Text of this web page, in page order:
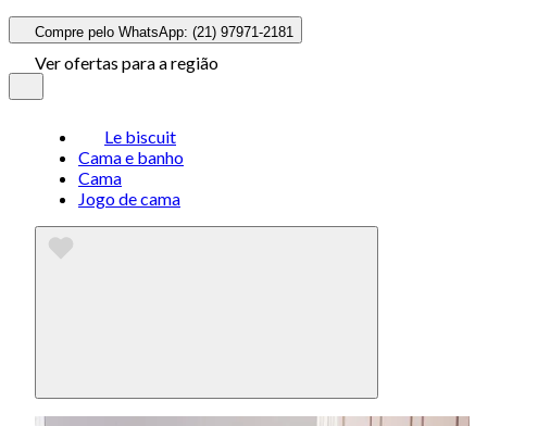
Compre pelo WhatsApp: (21) 97971-2181
Ver ofertas para a região
Le biscuit
Cama e banho
Cama
Jogo de cama